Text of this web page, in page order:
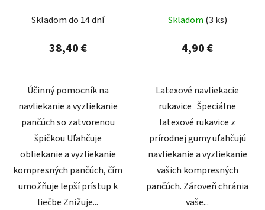
Skladom do 14 dní
38,40 €
Účinný pomocník na
navliekanie a vyzliekanie
pančúch so zatvorenou
špičkou Uľahčuje
obliekanie a vyzliekanie
kompresných pančúch, čím
umožňuje lepší prístup k
liečbe Znižuje...
Skladom (3 ks)
4,90 €
Latexové navliekacie
rukavice Špeciálne
latexové rukavice z
prírodnej gumy uľahčujú
navliekanie a vyzliekanie
vašich kompresných
pančúch. Zároveň chránia
vaše...